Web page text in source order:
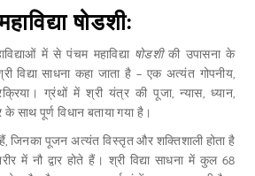
षोडशी:
में से पंचम महाविद्या षोडशीकी उपासना के
विद्या साधना कहा जाता है – एक अत्यंत गोपनीय,
ग्रंथों में श्री यंत्र की पूजा, न्यास, ध्यान,
पूर्ण विधान बताया गया है।
जिनका पूजन अत्यंत विस्तृत और शक्तिशाली होता है
में नौ द्वार होते हैं। श्री विद्या साधना में कुल 68